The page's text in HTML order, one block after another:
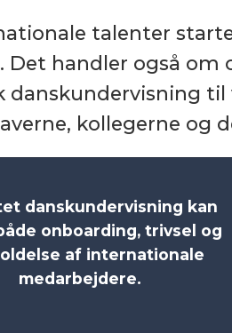
talenter
Det handler også om
danskundervisning
kollegerne og
danskundervisning kan
onboarding, trivsel og
af internationale
medarbejdere.